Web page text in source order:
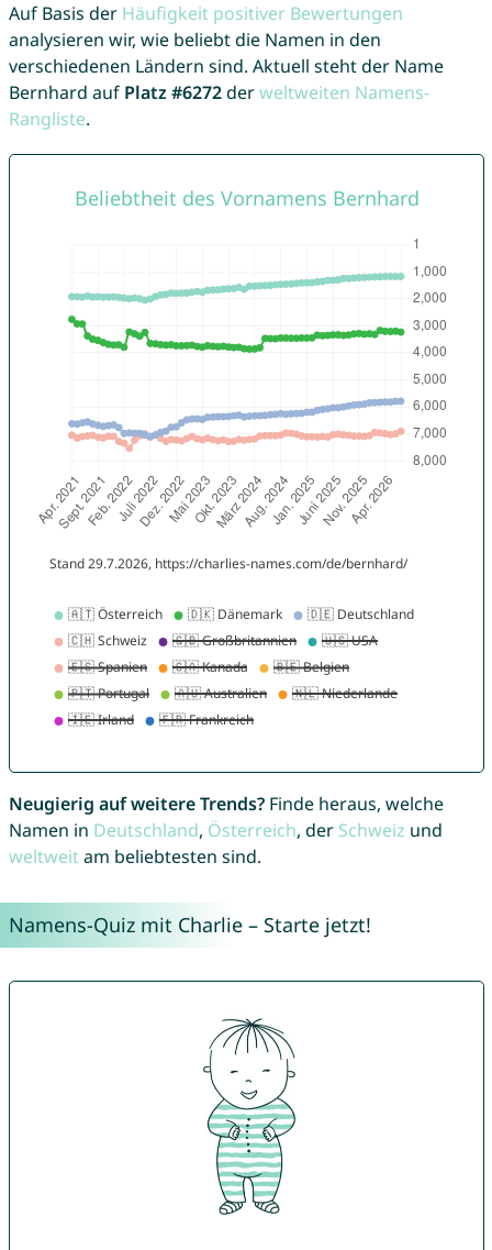
Auf Basis der Häufigkeit positiver Bewertungen
analysieren wir, wie beliebt die Namen in den
verschiedenen Ländern sind. Aktuell steht der Name
Bernhard auf Platz #6272derweltweiten Namens-
Rangliste.
Neugierig auf weitere Trends?Finde heraus, welche
Namen in Deutschland, Österreich, der Schweiz und
weltweitam beliebtesten sind.
Namens-Quiz mit Charlie – Starte jetzt!